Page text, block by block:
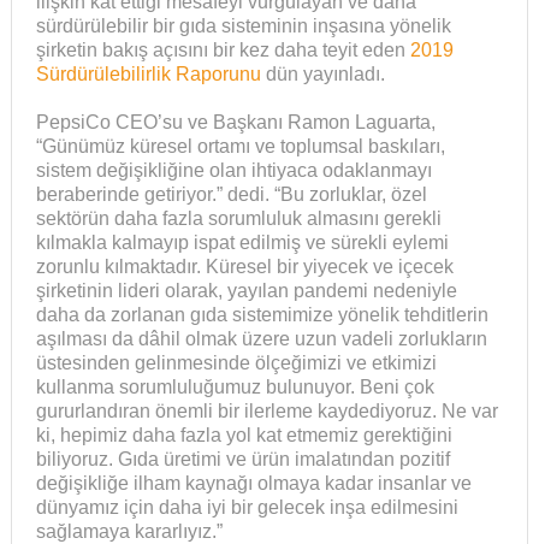
sürdürülebilir bir gıda sisteminin inşasına yönelik
şirketin bakış açısını bir kez daha teyit eden 2019
Sürdürülebilirlik Raporunu dün yayınladı.
PepsiCo CEO’su ve Başkanı Ramon Laguarta,
“Günümüz küresel ortamı ve toplumsal baskıları,
sistem değişikliğine olan ihtiyaca odaklanmayı
beraberinde getiriyor.” dedi. “Bu zorluklar, özel
sektörün daha fazla sorumluluk almasını gerekli
kılmakla kalmayıp ispat edilmiş ve sürekli eylemi
zorunlu kılmaktadır. Küresel bir yiyecek ve içecek
şirketinin lideri olarak, yayılan pandemi nedeniyle
daha da zorlanan gıda sistemimize yönelik tehditlerin
aşılması da dâhil olmak üzere uzun vadeli zorlukların
üstesinden gelinmesinde ölçeğimizi ve etkimizi
kullanma sorumluluğumuz bulunuyor. Beni çok
gururlandıran önemli bir ilerleme kaydediyoruz. Ne var
ki, hepimiz daha fazla yol kat etmemiz gerektiğini
biliyoruz. Gıda üretimi ve ürün imalatından pozitif
değişikliğe ilham kaynağı olmaya kadar insanlar ve
dünyamız için daha iyi bir gelecek inşa edilmesini
sağlamaya kararlıyız.”